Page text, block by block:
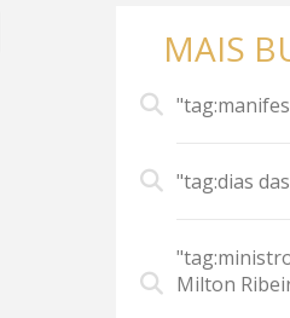
MAIS
"tag:dias
Milton